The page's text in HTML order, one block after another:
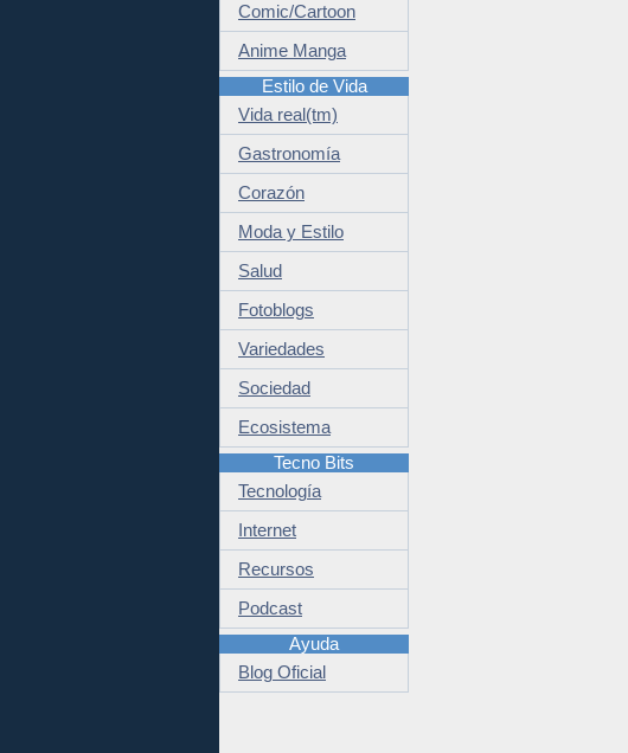
Comic/Cartoon
Anime Manga
Estilo de Vida
Vida real(tm)
Gastronomía
Corazón
Moda y Estilo
Salud
Fotoblogs
Variedades
Sociedad
Ecosistema
Tecno Bits
Tecnología
Internet
Recursos
Podcast
Ayuda
Blog Oficial